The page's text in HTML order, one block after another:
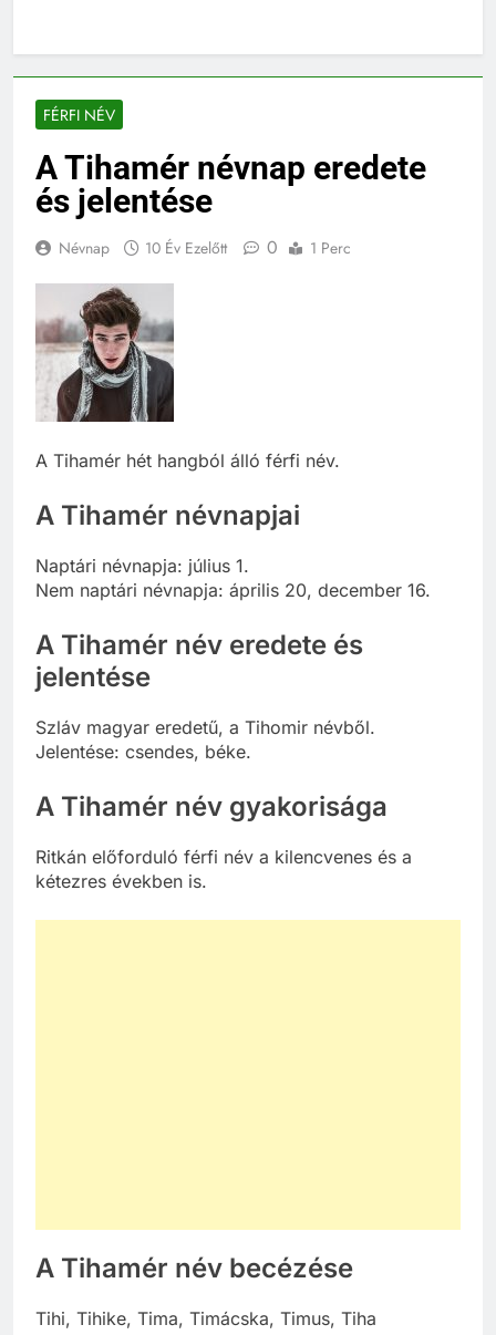
FÉRFI NÉV
A Tihamér névnap eredete
és jelentése
Névnap 10 Év Ezelőtt 0 1 Perc
A Tihamér hét hangból álló férfi név.
A Tihamér névnapjai
Naptári névnapja: július 1.
Nem naptári névnapja: április 20, december 16.
A Tihamér név eredete és
jelentése
Szláv magyar eredetű, a Tihomir névből.
Jelentése: csendes, béke.
A Tihamér név gyakorisága
Ritkán előforduló férfi név a kilencvenes és a
kétezres években is.
A Tihamér név becézése
Tihi, Tihike, Tima, Timácska, Timus, Tiha